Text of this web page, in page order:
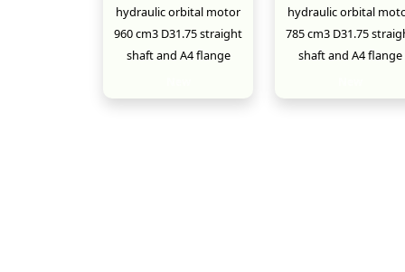
hydraulic orbital motor
960 cm3 D31.75 straight
shaft and A4 flange
hydraulic orbital
785 cm3 D31.75
shaft and A4 flange